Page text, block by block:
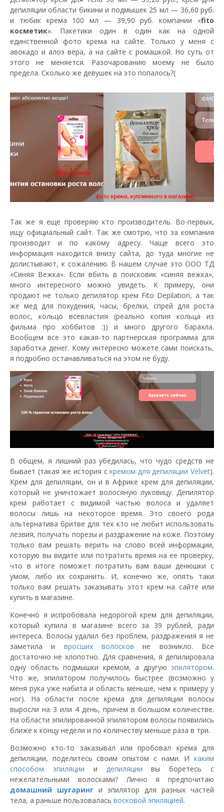
депиляции области бикини и подмышек 25 мл — 36,60 руб.
и тюбик крема 100 мл — 39,90 руб. компании «fito
косметик». Пакетики один в один как на одной
единственной фото крема на сайте. Только у меня с
авокадо и алоэ вера, а на сайте с ромашкой. Но суть от
этого не меняется. Разочарованию моему не было
предела. Сколько же девушек на это попалось?(
Так же я еще проверяю кто производитель. Во-первых,
ищу официальный сайт. Так же смотрю, что за компания
производит и по какому адресу. Чаще всего это
информация находится внизу сайта, до туда многие не
долистывают, к сожалению. В нашем случае это ООО ТД
«Синяя Вежка». Если вбить в поисковик «синяя вежка»,
много интересного можно увидеть. К примеру, они
продают не только депилятор крем Fito Depilation, а так
же мед для похудения, часы, брелки, спрей для роста
волос, кольцо всевластия (реально копия кольца из
фильма про хоббитов :)) и много другого барахла.
Вообщем все это какая-то партнерская программа для
заработка денег. Кому интересно можете сами поискать,
я подробно останавливаться на этом не буду.
В общем, я лишний раз убедилась, что чудо средств не
бывает (такая же история скремом для депиляции Velvet).
Крем для депиляции, он и в Африке крем для депиляции,
который не уничтожает волосяную луковицу. Депилятор
крем работает с видимой частью волоса и удаляет
волосы лишь на некоторое время. Это своего рода
альтернатива бритве для тех кто не любит использовать
лезвия, получать порезы и раздражение на коже. Поэтому
только вам решать верить на слово всей информации,
которую вы видите или потратить время на ее проверку,
что в итоге поможет потратить вам ваши денюшки с
умом, либо их сохранить. И, конечно же, опять таки
только вам решать заказывать этот крем на сайте или
купить в магазине.
Конечно я испробовала недорогой крем для депиляции,
который купила в магазине всего за 39 рублей, ради
интереса. Волосы удалил без проблем, раздражения я не
заметила и вросших волосков не возникло. Все
достаточно не хлопотно. Для сравнения, я депилировала
одну область подмышки кремом, а другую эпилятором.
Что же, эпилятором получилось быстрее (возможно у
меня рука уже набита и область меньше, чем к примеру у
ног). На области после крема для депиляции волосы
выросли на 3 или 4 день, причем в большом количестве.
На области эпилированной эпилятором волосы появились
ближе к концу недели и по количеству меньше раза в три.
Возможно кто-то заказывал или пробовал крема для
депиляции, поделитесь своим опытом с нами. И каким
способом эпиляции и депиляции вы боретесь с
нежелательными волосками? Лично я предпочитаю
домашний
шугаринг и эпилятор для разных частей
тела, а раньше пользовалась восковой эпиляцией.